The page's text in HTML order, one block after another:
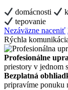
domácnosti
tepovanie
Nezáväzne naceniť
Rýchla
Profesionálne
priestory v jednom
Bezplatná
pripravíme ponuku